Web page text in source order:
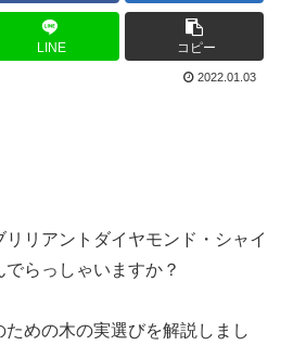
LINE コピー
2022.01.03
リアントダイヤモンド・シャイ
らっしゃいますか？
ための木の実選びを解説しまし